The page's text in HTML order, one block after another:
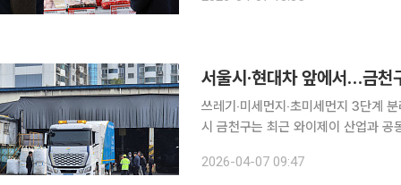
서울시‧현대차 앞에서…금천
쓰레기‧미세먼지‧초미세먼지 3단계 분
시 금천구는 최근 와이제이 산업과 공
분진 청소차 특허 3건(등록 완료)과
2026-04-07 09:47